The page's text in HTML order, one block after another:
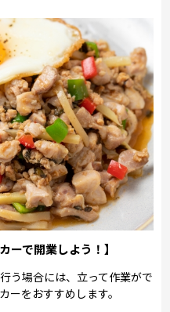
ーで開業しよう！】
う場合には、立って作業がで
ーをおすすめします。